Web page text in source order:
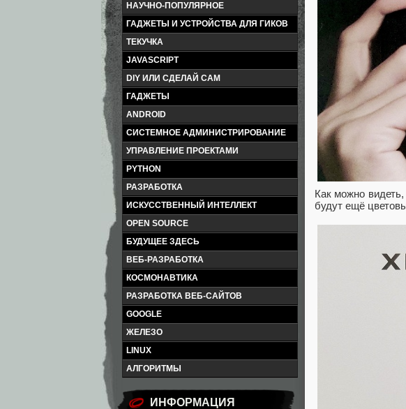
НАУЧНО-ПОПУЛЯРНОЕ
ГАДЖЕТЫ И УСТРОЙСТВА ДЛЯ ГИКОВ
ТЕКУЧКА
JAVASCRIPT
DIY ИЛИ СДЕЛАЙ САМ
ГАДЖЕТЫ
ANDROID
СИСТЕМНОЕ АДМИНИСТРИРОВАНИЕ
УПРАВЛЕНИЕ ПРОЕКТАМИ
PYTHON
РАЗРАБОТКА
ИСКУССТВЕННЫЙ ИНТЕЛЛЕКТ
OPEN SOURCE
БУДУЩЕЕ ЗДЕСЬ
ВЕБ-РАЗРАБОТКА
КОСМОНАВТИКА
РАЗРАБОТКА ВЕБ-САЙТОВ
GOOGLE
ЖЕЛЕЗО
LINUX
АЛГОРИТМЫ
ИНФОРМАЦИЯ
Как можно
будут ещё